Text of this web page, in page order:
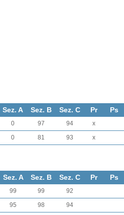
Sez. A Sez. B Sez. C Pr Ps
0 97 94 x
0 81 93 x
Sez. A Sez. B Sez. C Pr Ps
99 99 92
95 98 94